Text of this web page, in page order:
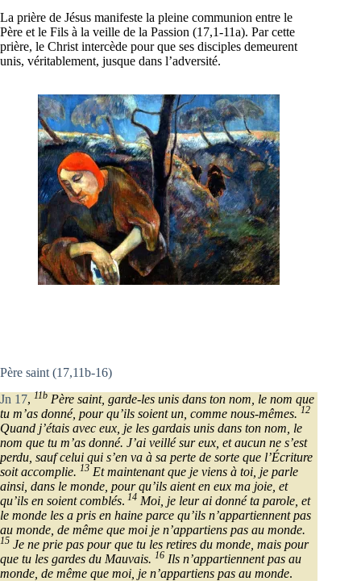
La prière de Jésus manifeste la pleine communion entre le
Père et le Fils à la veille de la Passion (17,1-11a). Par cette
prière, le Christ intercède pour que ses disciples demeurent
unis, véritablement, jusque dans l’adversité.
Père saint (17,11b-16)
Jn 17, 11b Père saint, garde-les unis dans ton nom, le nom que
tu m’as donné, pour qu’ils soient un, comme nous-mêmes. 12
Quand j’étais avec eux, je les gardais unis dans ton nom, le
nom que tu m’as donné. J’ai veillé sur eux, et aucun ne s’est
perdu, sauf celui qui s’en va à sa perte de sorte que l’Écriture
soit accomplie. 13 Et maintenant que je viens à toi, je parle
ainsi, dans le monde, pour qu’ils aient en eux ma joie, et
qu’ils en soient comblés. 14 Moi, je leur ai donné ta parole, et
le monde les a pris en haine parce qu’ils n’appartiennent pas
au monde, de même que moi je n’appartiens pas au monde.
15 Je ne prie pas pour que tu les retires du monde, mais pour
que tu les gardes du Mauvais. 16 Ils n’appartiennent pas au
monde, de même que moi, je n’appartiens pas au monde.